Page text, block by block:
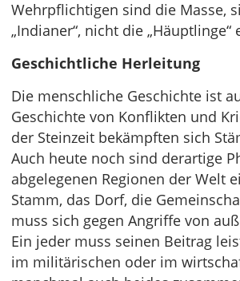
Wehrpflichtigen sind die Masse,
„Indianer“, nicht die „Häuptlinge“
Geschichtliche Herleitung
Die menschliche Geschichte ist
Geschichte von Konflikten und
der Steinzeit bekämpften sich
Auch heute noch sind derartige
abgelegenen Regionen der Welt
Stamm, das Dorf, die
muss sich gegen Angriffe von
Ein jeder muss seinen Beitrag
im militärischen oder im